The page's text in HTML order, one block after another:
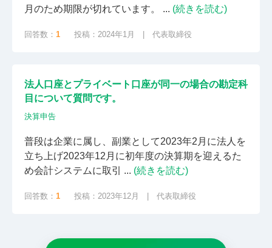
月のため期限が切れています。 ... (続きを読む)
回答数： 1 投稿：2024年1月 | 代表取締役
法人口座とプライベート口座が同一の場合の勘定科
目について質問です。
決算申告
普段は企業に属し、副業として2023年2月に法人を
立ち上げ2023年12月に初年度の決算期を迎えるた
め会計システムに取引 ... (続きを読む)
回答数： 1 投稿：2023年12月 | 代表取締役